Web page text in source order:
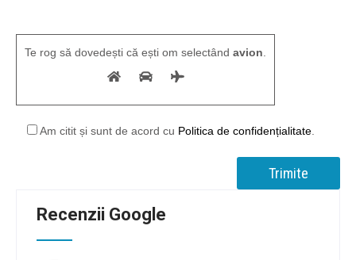
Te rog să dovedești că ești om selectând avion
Am citit și sunt de acord cu Politica de confidențialitate
Recenzii Google